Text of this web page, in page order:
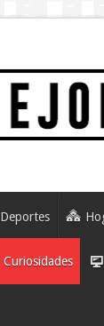
Deportes
Curiosidades